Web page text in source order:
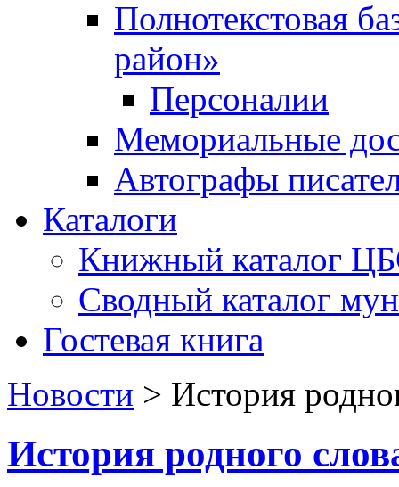
Полнотекстовая
район»
Персоналии
Мемориальные
Автографы
Каталоги
Книжный каталог
Сводный каталог
Гостевая книга
Новости > История
История родного